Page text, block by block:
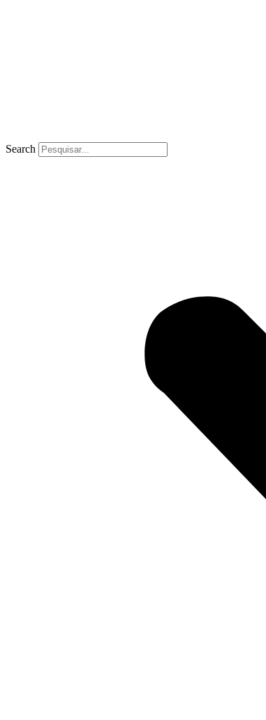
Search